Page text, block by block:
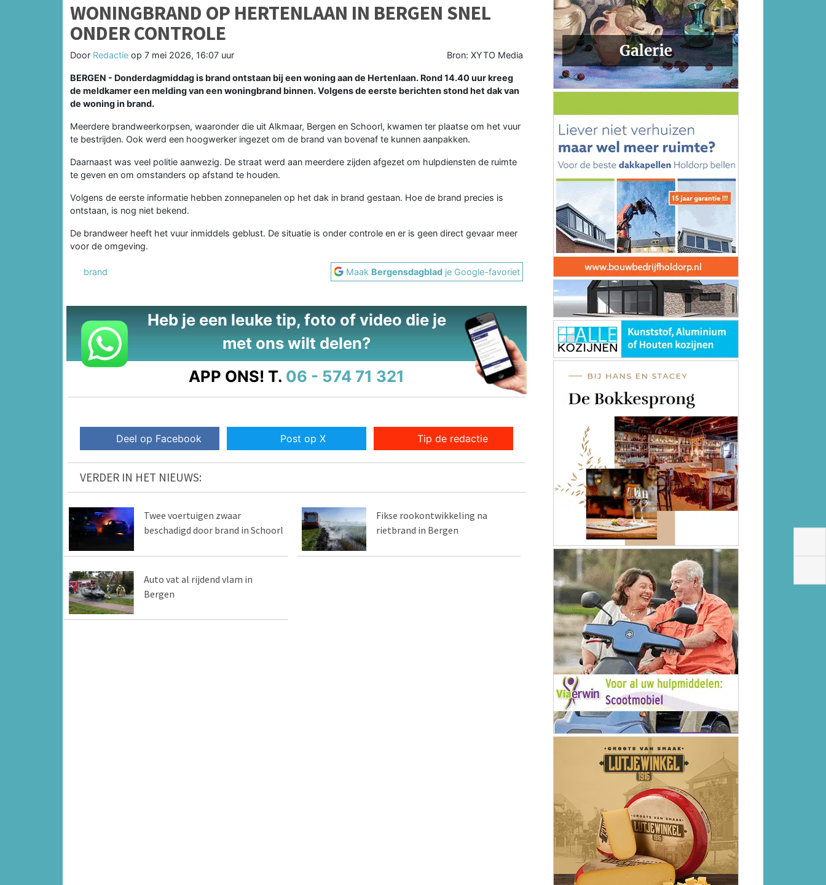
WONINGBRAND OP HERTENLAAN IN BERGEN SNEL
ONDER CONTROLE
Door Redactie op 7 mei 2026, 16:07 uur Bron: XYTO Media
BERGEN - Donderdagmiddag is brand ontstaan bij een woning aan de Hertenlaan. Rond 14.40 uur kreeg
de meldkamer een melding van een woningbrand binnen. Volgens de eerste berichten stond het dak van
de woning in brand.
Meerdere brandweerkorpsen, waaronder die uit Alkmaar, Bergen en Schoorl, kwamen ter plaatse om het vuur
te bestrijden. Ook werd een hoogwerker ingezet om de brand van bovenaf te kunnen aanpakken.
Daarnaast was veel politie aanwezig. De straat werd aan meerdere zijden afgezet om hulpdiensten de ruimte
te geven en om omstanders op afstand te houden.
Volgens de eerste informatie hebben zonnepanelen op het dak in brand gestaan. Hoe de brand precies is
ontstaan, is nog niet bekend.
De brandweer heeft het vuur inmiddels geblust. De situatie is onder controle en er is geen direct gevaar meer
voor de omgeving.
brand Maak Bergensdagblad je Google-favoriet
Heb je een leuke tip, foto of video die je
met ons wilt delen?
APP ONS! T. 06 - 574 71 321
Deel op Facebook Post op X Tip de redactie
VERDER IN HET NIEUWS:
Twee voertuigen zwaar
beschadigd door brand in Schoorl
Fikse rookontwikkeling na
rietbrand in Bergen
Auto vat al rijdend vlam in
Bergen